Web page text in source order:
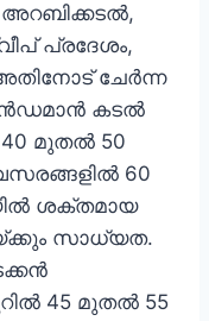
അറബിക്കടൽ,
പ്രദേശം,
ചേർന്ന
കടൽ
40 മുതൽ 50
60
ശക്തമായ
സാധ്യത.
45 മുതൽ 55